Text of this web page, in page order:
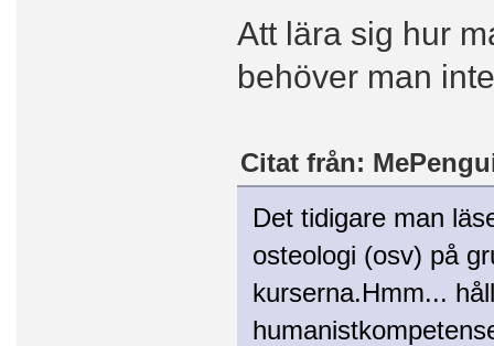
Att lära sig hur
behöver man
Citat från:
Det tidigare man
osteologi (osv) på
kurserna.Hmm...